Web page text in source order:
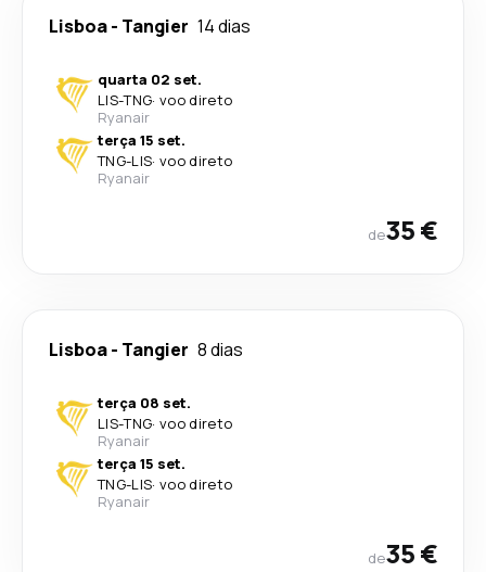
Lisboa- Tangier 14 dias
quarta 02 set.
LIS-TNG· voo direto
Ryanair
terça 15 set.
TNG-LIS· voo direto
Ryanair
de35 €
Lisboa- Tangier 8 dias
terça 08 set.
LIS-TNG· voo direto
Ryanair
terça 15 set.
TNG-LIS· voo direto
Ryanair
de35 €